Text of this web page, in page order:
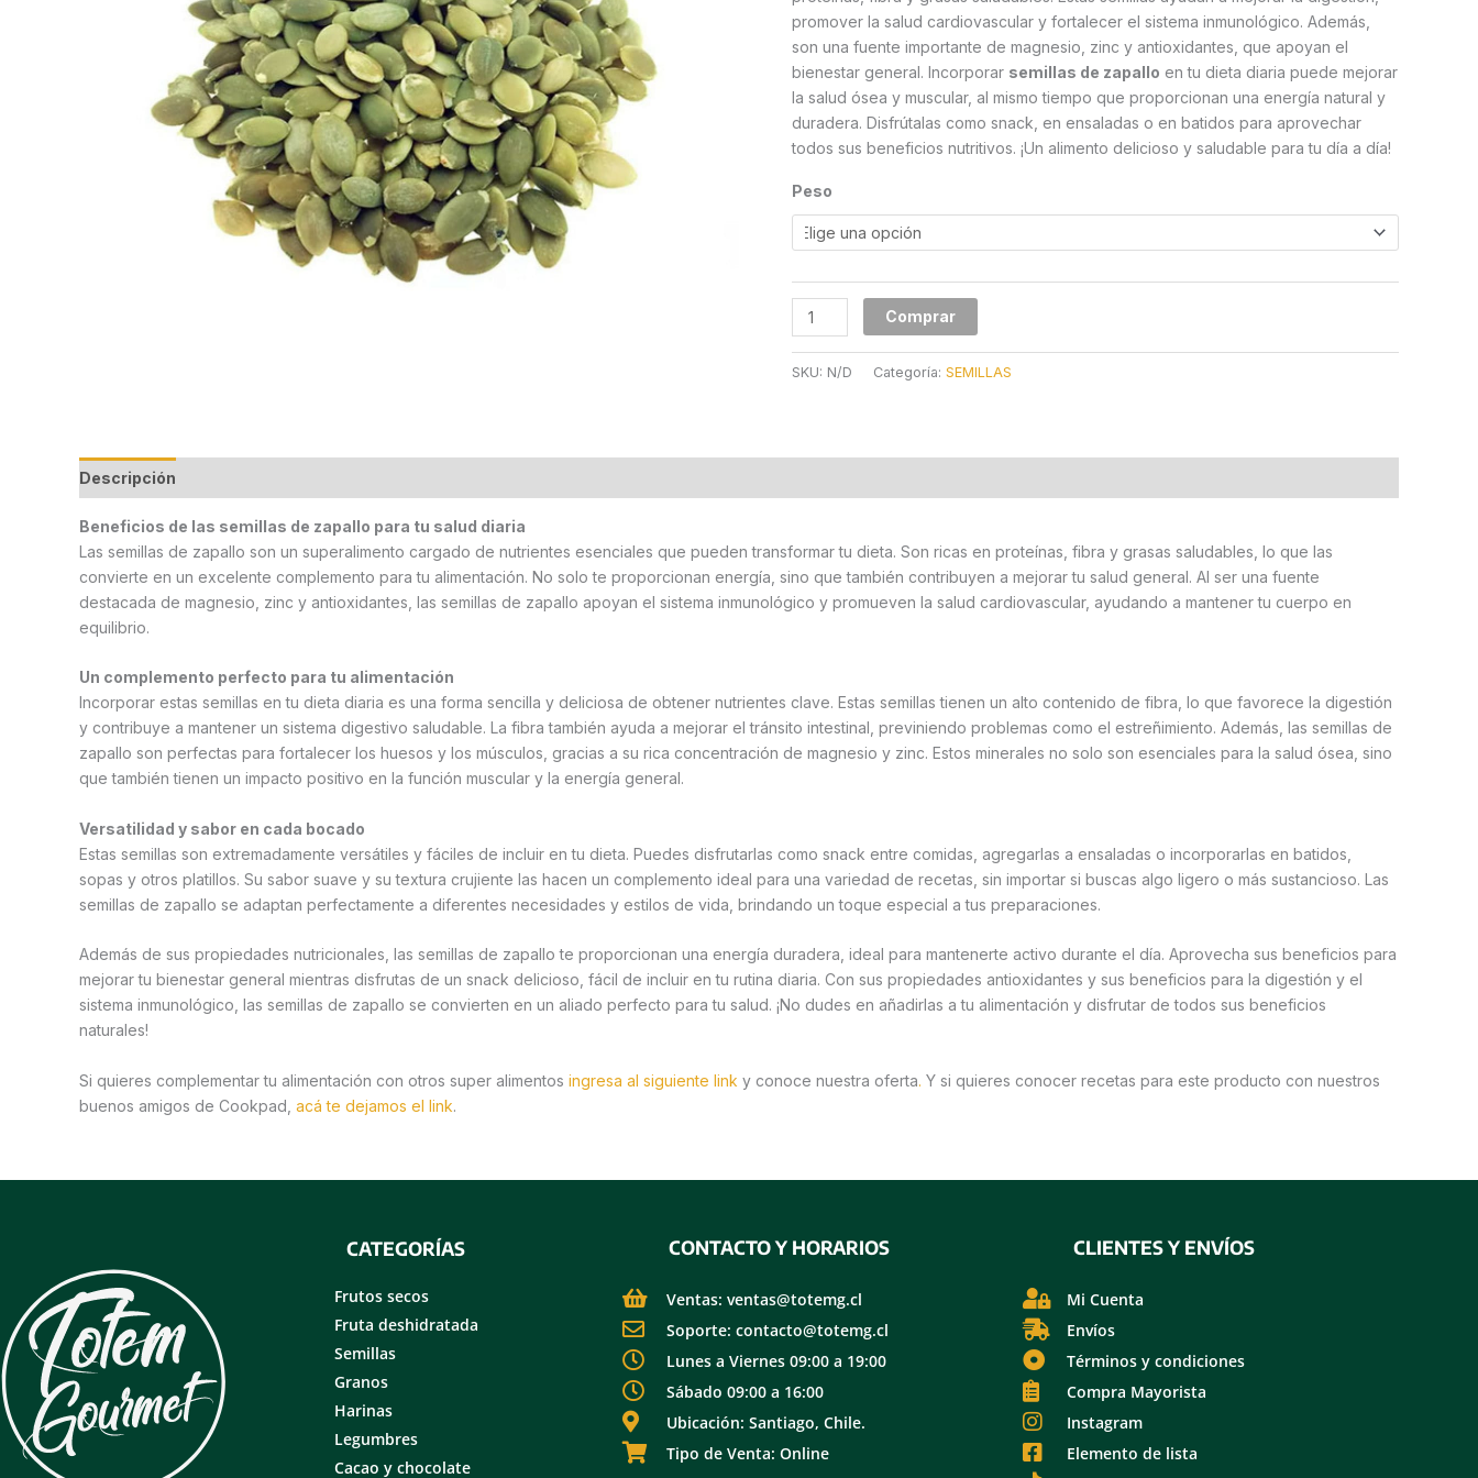
promover la salud cardiovascular y fortalecer el sistema inmunológico. Además,
son una fuente importante de magnesio, zinc y antioxidantes, que apoyan el
bienestar general. Incorporar semillas de zapallo en tu dieta diaria puede mejorar
la salud ósea y muscular, al mismo tiempo que proporcionan una energía natural y
duradera. Disfrútalas como snack, en ensaladas o en batidos para aprovechar
todos sus beneficios nutritivos. ¡Un alimento delicioso y saludable para tu día a día!
Peso
Comprar
SKU: N/D Categoría: SEMILLAS
Descripción
Beneficios de las semillas de zapallo para tu salud diaria
Las semillas de zapallo son un superalimento cargado de nutrientes esenciales que pueden transformar tu dieta. Son ricas en proteínas, fibra y grasas saludables, lo que las
convierte en un excelente complemento para tu alimentación. No solo te proporcionan energía, sino que también contribuyen a mejorar tu salud general. Al ser una fuente
destacada de magnesio, zinc y antioxidantes, las semillas de zapallo apoyan el sistema inmunológico y promueven la salud cardiovascular, ayudando a mantener tu cuerpo en
equilibrio.
Un complemento perfecto para tu alimentación
Incorporar estas semillas en tu dieta diaria es una forma sencilla y deliciosa de obtener nutrientes clave. Estas semillas tienen un alto contenido de fibra, lo que favorece la digestión
y contribuye a mantener un sistema digestivo saludable. La fibra también ayuda a mejorar el tránsito intestinal, previniendo problemas como el estreñimiento. Además, las semillas de
zapallo son perfectas para fortalecer los huesos y los músculos, gracias a su rica concentración de magnesio y zinc. Estos minerales no solo son esenciales para la salud ósea, sino
que también tienen un impacto positivo en la función muscular y la energía general.
Versatilidad y sabor en cada bocado
Estas semillas son extremadamente versátiles y fáciles de incluir en tu dieta. Puedes disfrutarlas como snack entre comidas, agregarlas a ensaladas o incorporarlas en batidos,
sopas y otros platillos. Su sabor suave y su textura crujiente las hacen un complemento ideal para una variedad de recetas, sin importar si buscas algo ligero o más sustancioso. Las
semillas de zapallo se adaptan perfectamente a diferentes necesidades y estilos de vida, brindando un toque especial a tus preparaciones.
Además de sus propiedades nutricionales, las semillas de zapallo te proporcionan una energía duradera, ideal para mantenerte activo durante el día. Aprovecha sus beneficios para
mejorar tu bienestar general mientras disfrutas de un snack delicioso, fácil de incluir en tu rutina diaria. Con sus propiedades antioxidantes y sus beneficios para la digestión y el
sistema inmunológico, las semillas de zapallo se convierten en un aliado perfecto para tu salud. ¡No dudes en añadirlas a tu alimentación y disfrutar de todos sus beneficios
naturales!
Si quieres complementar tu alimentación con otros super alimentos ingresa al siguiente link y conoce nuestra oferta. Y si quieres conocer recetas para este producto con nuestros
buenos amigos de Cookpad, acá te dejamos el link.
CATEGORÍAS
Frutos secos
Fruta deshidratada
Semillas
Granos
Harinas
Legumbres
Cacao y chocolate
CONTACTO Y HORARIOS
Ventas: ventas@totemg.cl
Soporte: contacto@totemg.cl
Lunes a Viernes 09:00 a 19:00
Sábado 09:00 a 16:00
Ubicación: Santiago, Chile.
Tipo de Venta: Online
CLIENTES Y ENVÍOS
Mi Cuenta
Envíos
Términos y condiciones
Compra Mayorista
Instagram
Elemento de lista